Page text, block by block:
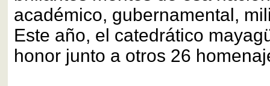
académico, gubernamental,
Este año, el catedrático
honor junto a otros 26